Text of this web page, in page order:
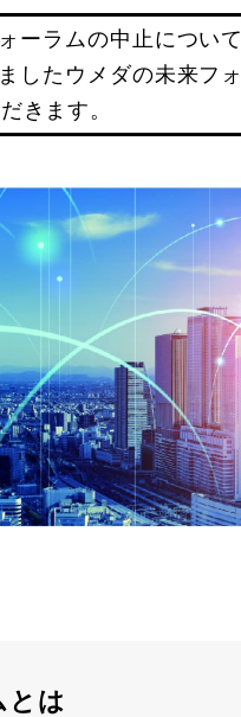
ーラムの中止について
したウメダの未来フ
きます。
とは